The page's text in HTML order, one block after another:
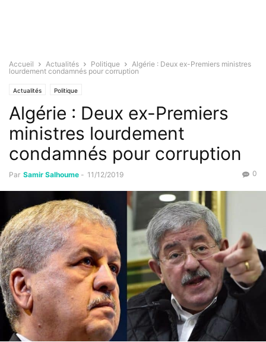
Accueil Actualités Politique
Algérie : Deux ex-Premiers ministres
lourdement condamnés pour corruption
Actualités Politique
Algérie : Deux ex-Premiers
ministres lourdement
condamnés pour corruption
Par Samir Salhoume - 11/12/2019 0